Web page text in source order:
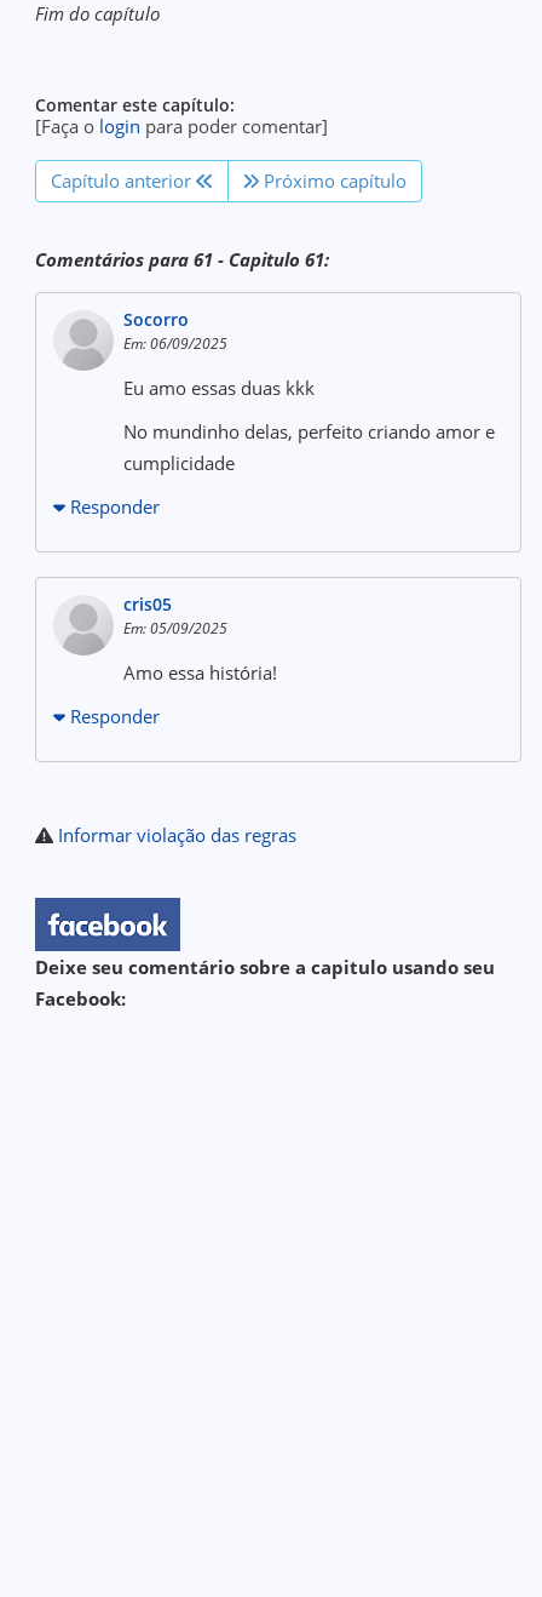
Fim do capítulo
Comentar este capítulo:
[Faça o login para poder comentar]
Capítulo anterior Próximo capítulo
Comentários para 61 - Capitulo 61:
Socorro
Em: 06/09/2025
Eu amo essas duas kkk
No mundinho delas, perfeito criando amor e
cumplicidade
Responder
cris05
Em: 05/09/2025
Amo essa história!
Responder
Informar violação das regras
Deixe seu comentário sobre a capitulo usando seu
Facebook: